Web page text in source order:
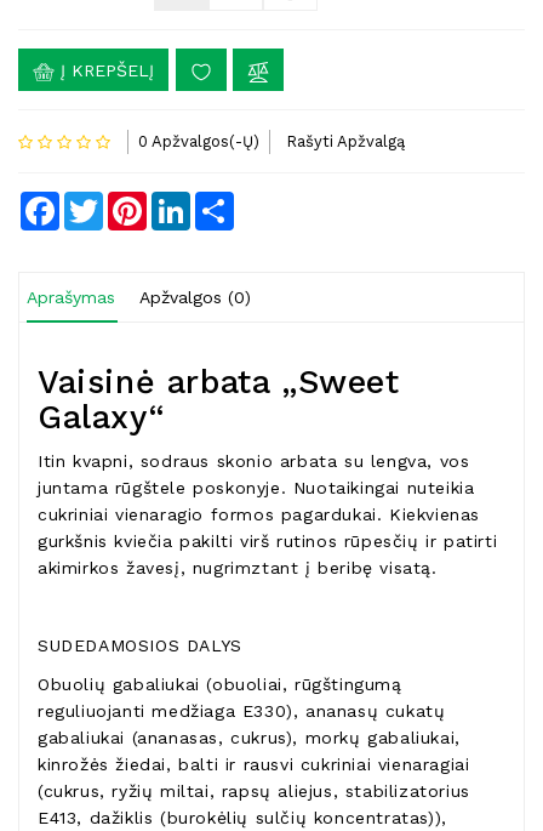
Į KREPŠELĮ
0 Apžvalgos(-Ų) Rašyti Apžvalgą
Facebook
TwitterPinterestLinkedIn
Aprašymas Apžvalgos (0)
Vaisinė arbata „Sweet
Galaxy“
Itin kvapni, sodraus skonio arbata su lengva, vos
juntama rūgštele poskonyje. Nuotaikingai nuteikia
cukriniai vienaragio formos pagardukai. Kiekvienas
gurkšnis kviečia pakilti virš rutinos rūpesčių ir patirti
akimirkos žavesį, nugrimztant į beribę visatą.
SUDEDAMOSIOS DALYS
Obuolių gabaliukai (obuoliai, rūgštingumą
reguliuojanti medžiaga E330), ananasų cukatų
gabaliukai (ananasas, cukrus), morkų gabaliukai,
kinrožės žiedai, balti ir rausvi cukriniai vienaragiai
(cukrus, ryžių miltai, rapsų aliejus, stabilizatorius
E413, dažiklis (burokėlių sulčių koncentratas)),